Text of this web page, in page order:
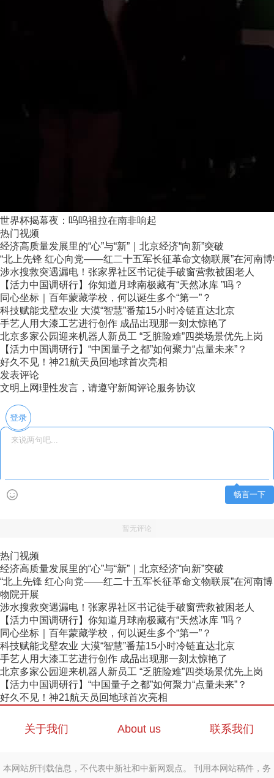
世界杯揭幕夜：呜呜祖拉在南非响起
热门视频
经济高质量发展里的“心”与“新”｜北京经济“向新”突破
“北上先锋 红心向党——红二十五军长征革命文物联展”在河南
涉水搜救突遇漏电！张家界社区书记徒手破窗营救被困老人
【活力中国调研行】你知道月球南极藏有“天然冰库 ”吗？
同心坐标｜百年蒙藏学校，何以诞生多个“第一”？
科技赋能戈壁农业 大漠“智慧”番茄15小时冷链直达北京
手艺人用大漆工艺进行创作 成品出现那一刻太惊艳了
北京多家公园迎来机器人新员工 “乏脏险难”四类场景优先上岗
【活力中国调研行】“中国量子之都”如何聚力“点量未来”？
好久不见！神21航天员回地球首次亮相
发表评论
文明上网理性发言，请遵守新闻评论服务协议
登录
畅言一下
暂无评论
热门视频
经济高质量发展里的“心”与“新”｜北京经济“向新”突破
“北上先锋 红心向党——红二十五军长征革命文物联展”在河南博
物院开展
涉水搜救突遇漏电！张家界社区书记徒手破窗营救被困老人
【活力中国调研行】你知道月球南极藏有“天然冰库 ”吗？
同心坐标｜百年蒙藏学校，何以诞生多个“第一”？
科技赋能戈壁农业 大漠“智慧”番茄15小时冷链直达北京
手艺人用大漆工艺进行创作 成品出现那一刻太惊艳了
北京多家公园迎来机器人新员工 “乏脏险难”四类场景优先上岗
【活力中国调研行】“中国量子之都”如何聚力“点量未来”？
好久不见！神21航天员回地球首次亮相
关于我们 About us 联系我们
本网站所刊载信息，不代表中新社和中新网观点。 刊用本网站稿件，务